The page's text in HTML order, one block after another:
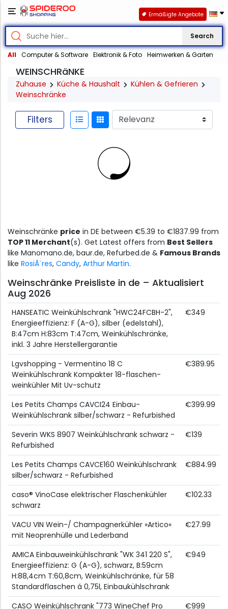
Search
All Computer & Software Elektronik & Foto Heimwerken & Garten
Ermäßigte Angebote
WEINSCHRäNKE
Zuhause Küche & Haushalt
Kühlen & Gefrieren
Weinschränke
Filters
Weinschränke price in DE between €5.39 to €1837.99 from
TOP 11 Merchant(s). Get Latest offers from Best Sellers
like Manomano.de, baur.de, Refurbed.de & Famous Brands
like RosiÃ¨res, Candy, Arthur Martin.
Weinschränke Preisliste in de – Aktualisiert
Aug 2026
HANSEATIC Weinkühlschrank "HWC24FCBH-2",
Energieeffizienz: F (A-G), silber (edelstahl),
B:47cm H:83cm T:47cm, Weinkühlschränke,
inkl. 3 Jahre Herstellergarantie
€349
Lgvshopping - Vermentino 18 C
Weinkühlschrank Kompakter 18-flaschen-
weinkühler Mit Uv-schutz
€389.95
Les Petits Champs CAVCI24 Einbau-
Weinkühlschrank silber/schwarz - Refurbished
€399.99
Severin WKS 8907 Weinkühlschrank schwarz -
Refurbished
€139
Les Petits Champs CAVCE160 Weinkühlschrank
silber/schwarz - Refurbished
€884.99
caso® VinoCase elektrischer Flaschenkühler
schwarz
€102.33
VACU VIN Wein-/ Champagnerkühler »Artico«
mit Neoprenhülle und Lederband
€27.99
AMICA Einbauweinkühlschrank "WK 341 220 S",
Energieeffizienz: G (A-G), schwarz, B:59cm
H:88,4cm T:60,8cm, Weinkühlschränke, für 58
Standardflaschen á 0,75l, Einbaukühlschrank
€949
CASO Weinkühlschrank "773 WineChef Pro
€999